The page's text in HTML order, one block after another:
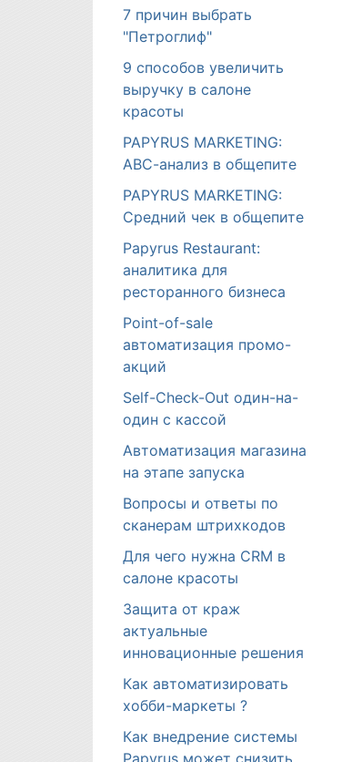
7 причин выбрать
"Петроглиф"
9 способов увеличить
выручку в салоне
красоты
PAPYRUS MARKETING:
АВС-анализ в общепите
PAPYRUS MARKETING:
Средний чек в общепите
Papyrus Restaurant:
аналитика для
ресторанного бизнеса
Point-of-sale
автоматизация промо-
акций
Self-Check-Out один-на-
один с кассой
Автоматизация магазина
на этапе запуска
Вопросы и ответы по
сканерам штрихкодов
Для чего нужна CRM в
салоне красоты
Защита от краж
актуальные
инновационные решения
Как автоматизировать
хобби-маркеты ?
Как внедрение системы
Papyrus может снизить